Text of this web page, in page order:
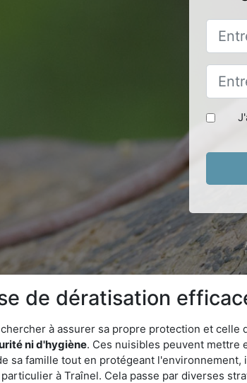
de dératisation
à assurer sa propre protection et celle
ni d'hygiène. Ces nuisibles peuvent mettre
sa famille tout en protégeant
à Traînel. Cela passe par diverses